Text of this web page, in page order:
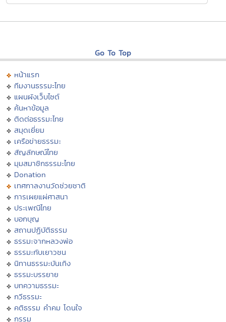
Go To Top
หน้าแรก
ทีมงานธรรมะไทย
แผนผังเว็บไซต์
ค้นหาข้อมูล
ติดต่อธรรมะไทย
สมุดเยี่ยม
เครือข่ายธรรมะ
สัญลักษณ์ไทย
มุมสมาชิกธรรมะไทย
Donation
เทศกาลงานวัดช่วยชาติ
การเผยแผ่ศาสนา
ประเพณีไทย
บอกบุญ
สถานปฏิบัติธรรม
ธรรมะจากหลวงพ่อ
ธรรมะกับเยาวชน
นิทานธรรมะบันเทิง
ธรรมะบรรยาย
บทความธรรมะ
กวีธรรมะ
คติธรรม คำคม โดนใจ
กรรม